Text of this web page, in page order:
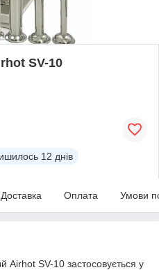
SV-10
12 днів
Доставка Оплата Умови
Airhot SV-10 застосовується у